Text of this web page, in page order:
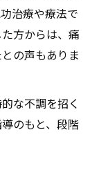
治療や療法で
方からは、痛
の声もありま
な不調を招く
のもと、段階